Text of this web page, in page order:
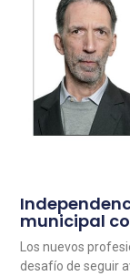
municipal
Los nuevos
desafío de seguir